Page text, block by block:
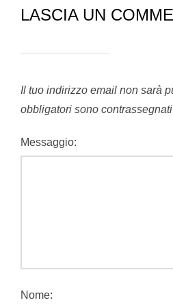
LASCIA UN
Il tuo indirizzo email non sarà
obbligatori sono contrassegnati
Messaggio:
Nome: